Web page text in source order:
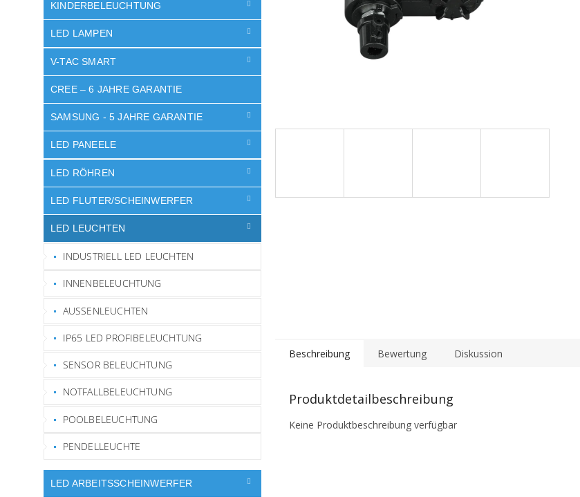
KINDERBELEUCHTUNG
LED LAMPEN
V-TAC SMART
CREE – 6 JAHRE GARANTIE
SAMSUNG - 5 JAHRE GARANTIE
LED PANEELE
LED RÖHREN
LED FLUTER/SCHEINWERFER
LED LEUCHTEN
INDUSTRIELL LED LEUCHTEN
INNENBELEUCHTUNG
AUSSENLEUCHTEN
IP65 LED PROFIBELEUCHTUNG
SENSOR BELEUCHTUNG
NOTFALLBELEUCHTUNG
POOLBELEUCHTUNG
PENDELLEUCHTE
LED ARBEITSSCHEINWERFER
Beschreibung Bewertung Diskussion
Produktdetailbeschreibung
Keine Produktbeschreibung verfügbar